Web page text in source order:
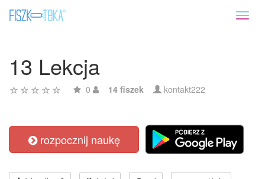
13 Lekcja
0 14 fiszek kontakt222
rozpocznij naukę